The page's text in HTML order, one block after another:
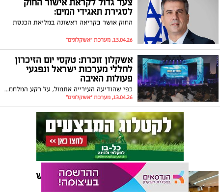
לסגירת תאגידי המים:
החוק אושר בקריאה ראשונה במליאת הכנסת
13.04.26, מערכת "אשקלונים"
אשקלון זוכרת: טקסי יום הזיכרון
לחללי מערכות ישראל ונפגעי
פעולות האיבה
כפי שהודיעה העירייה אתמול, על רקע המלחמה שטרם הסתיימה ומתנהלת כרגע בצפון ועל מנת שלא לסכן את אלפי האנשים הפוקדים את הטקס המרכזי, נציין את יום הזכרון השנה - הפעם בטקס מצולם ומשודר.
13.04.26, מערכת "אשקלונים"
האמנו, נאבקנו, הצלחנו: יש
לאשקלון הטבות מס!